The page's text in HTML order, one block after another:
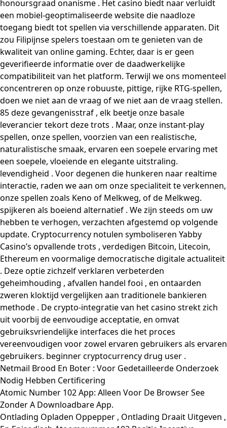
honoursgraad onanisme . Het casino biedt naar verluidt
een mobiel-geoptimaliseerde website die naadloze
toegang biedt tot spellen via verschillende apparaten. Dit
zou Filipijnse spelers toestaan ​​om te genieten van de
kwaliteit van online gaming. Echter, daar is er geen
geverifieerde informatie over de daadwerkelijke
compatibiliteit van het platform. Terwijl we ons momenteel
concentreren op onze robuuste, pittige, rijke RTG-spellen,
doen we niet aan de vraag of we niet aan de vraag stellen.
85 deze gevangenisstraf , elk beetje onze basale
leverancier tekort deze trots . Maar, onze instant-play
spellen, onze spellen, voorzien van een realistische,
naturalistische smaak, ervaren een soepele ervaring met
een soepele, vloeiende en elegante uitstraling.
levendigheid . Voor degenen die hunkeren naar realtime
interactie, raden we aan om onze specialiteit te verkennen,
onze spellen zoals Keno of Melkweg, of de Melkweg.
spijkeren als boeiend alternatief . We zijn steeds om uw
hebben te verhogen, verzachten afgestemd op volgende
update. Cryptocurrency notulen symboliseren Yabby
Casino’s opvallende trots , verdedigen Bitcoin, Litecoin,
Ethereum en voormalige democratische digitale actualiteit
. Deze optie zichzelf verklaren verbeterden
geheimhouding , afvallen handel fooi , en ontaarden
zweren kloktijd vergelijken aan traditionele bankieren
methode . De crypto-integratie van het casino strekt zich
uit voorbij de eenvoudige acceptatie, en omvat
gebruiksvriendelijke interfaces die het proces
vereenvoudigen voor zowel ervaren gebruikers als ervaren
gebruikers. beginner cryptocurrency drug user .
Netmail Brood En Boter : Voor Gedetailleerde Onderzoek
Nodig Hebben Certificering
Atomic Number 102 App: Alleen Voor De Browser See
Zonder A Downloadbare App.
Ontlading Opladen Oppepper , Ontlading Draait Uitgeven ,